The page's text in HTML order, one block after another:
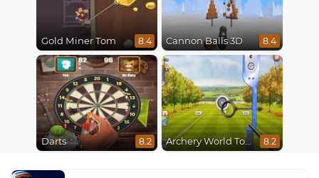
Gold Miner Tom 8.4 Cannon Balls 3D 8.4
Darts 8.2 Archery World Tour 8.2